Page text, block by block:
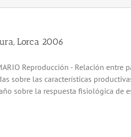
Lorca 2006
Reproducción - Relación
sobre las características
sobre la respuesta fisiológica de